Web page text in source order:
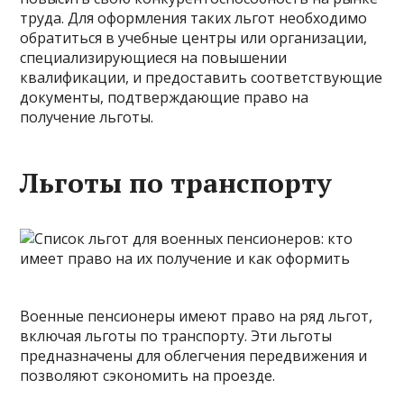
труда. Для оформления таких льгот необходимо
обратиться в учебные центры или организации,
специализирующиеся на повышении
квалификации, и предоставить соответствующие
документы, подтверждающие право на
получение льготы.
Льготы по транспорту
Военные пенсионеры имеют право на ряд льгот,
включая льготы по транспорту. Эти льготы
предназначены для облегчения передвижения и
позволяют сэкономить на проезде.